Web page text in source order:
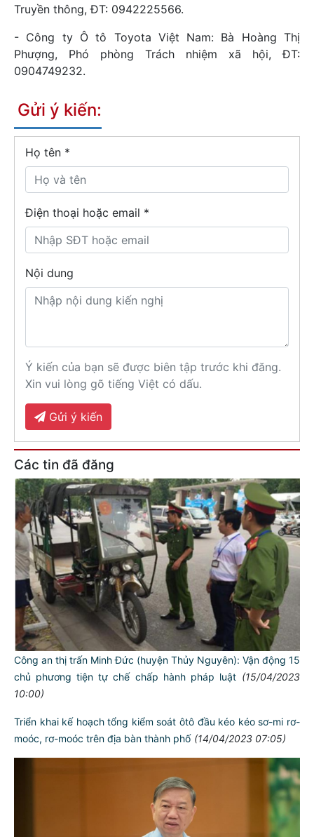
Truyền thông, ĐT: 0942225566.
- Công ty Ô tô Toyota Việt Nam: Bà Hoàng Thị
Phượng, Phó phòng Trách nhiệm xã hội, ĐT:
0904749232.
Gửi ý kiến:
Họ tên *
Điện thoại hoặc email *
Nội dung
Ý kiến của bạn sẽ được biên tập trước khi đăng.
Xin vui lòng gõ tiếng Việt có dấu.
Gửi ý kiến
Các tin đã đăng
Công an thị trấn Minh Đức (huyện Thủy Nguyên): Vận động 15
chủ phương tiện tự chế chấp hành pháp luật (15/04/2023
10:00)
Triển khai kế hoạch tổng kiểm soát ôtô đầu kéo kéo sơ-mi rơ-
moóc, rơ-moóc trên địa bàn thành phố (14/04/2023 07:05)